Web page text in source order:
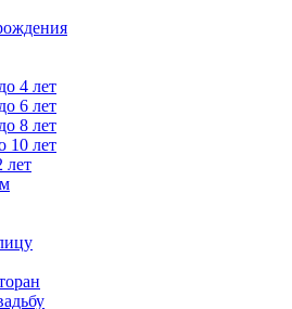
4 лет
6 лет
8 лет
10 лет
лет